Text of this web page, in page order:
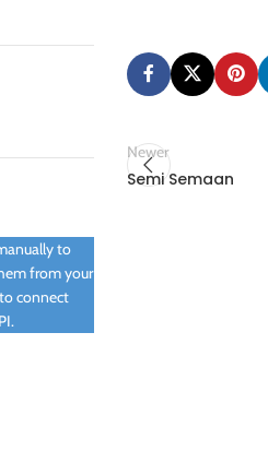
to
from your
connect
Newer
Semi Semaan